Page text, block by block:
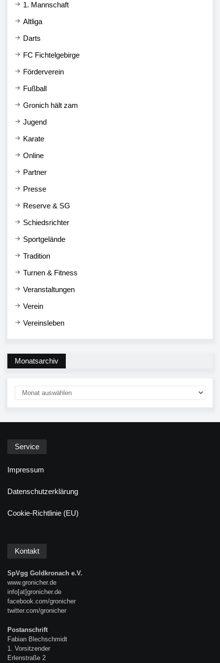
1. Mannschaft
Altliga
Darts
FC Fichtelgebirge
Förderverein
Fußball
Gronich hält zam
Jugend
Karate
Online
Partner
Presse
Reserve & SG
Schiedsrichter
Sportgelände
Tradition
Turnen & Fitness
Veranstaltungen
Verein
Vereinsleben
Monatsarchiv
Service
Impressum
Datenschutzerklärung
Cookie-Richtlinie (EU)
Kontakt
SpVgg Goldkronach e.V.
www.gronicher.de
info[at]gronicher.de
facebook.com/gronicher
twitter.com/gronicher
Postanschrift
Fabian Blechschmidt
1. Vorsitzender
Erlenstraße 2